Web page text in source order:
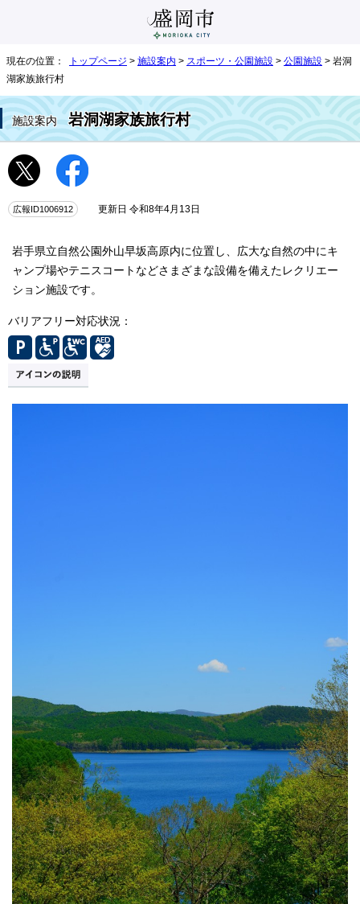
現在の位置： トップページ > 施設案内 > スポーツ・公園施設 > 公園施設 > 岩洞
湖家族旅行村
施設案内岩洞湖家族旅行村
広報ID1006912 更新日 令和8年4月13日
岩手県立自然公園外山早坂高原内に位置し、広大な自然の中にキ
ャンプ場やテニスコートなどさまざまな設備を備えたレクリエー
ション施設です。
バリアフリー対応状況：